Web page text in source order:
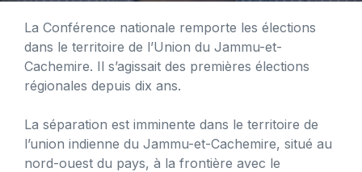
La Conférence nationale remporte les élections
dans le territoire de l’Union du Jammu-et-
Cachemire. Il s’agissait des premières élections
régionales depuis dix ans.
La séparation est imminente dans le territoire de
l’union indienne du Jammu-et-Cachemire, situé au
nord-ouest du pays, à la frontière avec le